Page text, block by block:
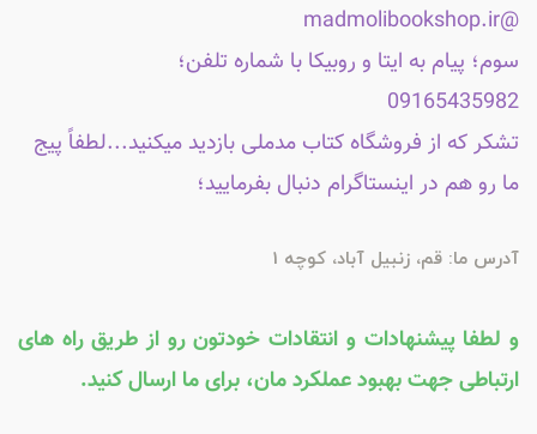
@madmolibookshop.ir
سوم؛ پیام به ایتا و روبیکا با شماره تلفن؛
09165435982
تشکر که از فروشگاه کتاب مدملی بازدید میکنید...لطفاً پیج
ما رو هم در اینستاگرام دنبال بفرمایید؛
آدرس ما: قم، زنبیل آباد، کوچه 1
و لطفا پیشنهادات و انتقادات خودتون رو از طریق راه های
ارتباطی جهت بهبود عملکرد مان، برای ما ارسال کنید.